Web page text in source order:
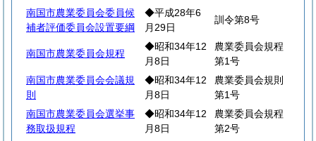
南国市農業委員会委員候
補者評価委員会設置要綱
◆平成28年6
月29日
訓令第8号
南国市農業委員会規程
◆昭和34年12
月8日
農業委員会規程
第1号
南国市農業委員会会議規
則
◆昭和34年12
月8日
農業委員会規則
第1号
南国市農業委員会選挙事
務取扱規程
◆昭和34年12
月8日
農業委員会規程
第2号